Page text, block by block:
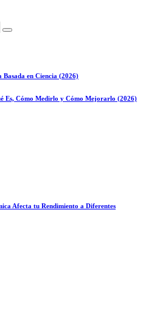
en Ciencia (2026)
Es, Cómo Medirlo y Cómo Mejorarlo (2026)
Afecta tu Rendimiento a Diferentes